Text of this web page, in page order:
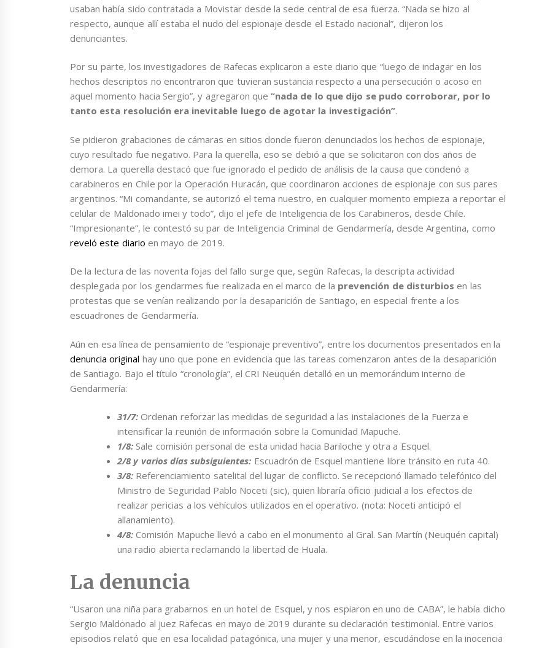
usaban había sido contratada a Movistar desde la sede central de esa fuerza. “Nada se hizo al
respecto, aunque allí estaba el nudo del espionaje desde el Estado nacional”, dijeron los
denunciantes.
Por su parte, los investigadores de Rafecas explicaron a este diario que “luego de indagar en los
hechos descriptos no encontraron que tuvieran sustancia respecto a una persecución o acoso en
aquel momento hacia Sergio”, y agregaron que“nada de lo que dijo se pudo corroborar, por lo
tanto esta resolución era inevitable luego de agotar la investigación”.
Se pidieron grabaciones de cámaras en sitios donde fueron denunciados los hechos de espionaje,
cuyo resultado fue negativo. Para la querella, eso se debió a que se solicitaron con dos años de
demora. La querella destacó que fue ignorado el pedido de análisis de la causa que condenó a
carabineros en Chile por la Operación Huracán, que coordinaron acciones de espionaje con sus pares
argentinos. “Mi comandante, se autorizó el tema nuestro, en cualquier momento empieza a reportar el
celular de Maldonado imei y todo”, dijo el jefe de Inteligencia de los Carabineros, desde Chile.
“Impresionante”, le contestó su par de Inteligencia Criminal de Gendarmería, desde Argentina, como
reveló este diario en mayo de 2019.
De la lectura de las noventa fojas del fallo surge que, según Rafecas, la descripta actividad
desplegada por los gendarmes fue realizada en el marco de la prevención de disturbiosen las
protestas que se venían realizando por la desaparición de Santiago, en especial frente a los
escuadrones de Gendarmería.
Aún en esa línea de pensamiento de “espionaje preventivo”, entre los documentos presentados en la
denuncia original hay uno que pone en evidencia que las tareas comenzaron antes de la desaparición
de Santiago. Bajo el título “cronología”, el CRI Neuquén detalló en un memorándum interno de
Gendarmería:
31/7: Ordenan reforzar las medidas de seguridad a las instalaciones de la Fuerza e
intensificar la reunión de información sobre la Comunidad Mapuche.
1/8: Sale comisión personal de esta unidad hacia Bariloche y otra a Esquel.
2/8 y varios días subsiguientes: Escuadrón de Esquel mantiene libre tránsito en ruta 40.
3/8: Referenciamiento satelital del lugar de conflicto. Se recepcionó llamado telefónico del
Ministro de Seguridad Pablo Noceti (sic), quien libraría oficio judicial a los efectos de
realizar pericias a los vehículos utilizados en el operativo. (nota: Noceti anticipó el
allanamiento).
4/8: Comisión Mapuche llevó a cabo en el monumento al Gral. San Martín (Neuquén capital)
una radio abierta reclamando la libertad de Huala.
La denuncia
“Usaron una niña para grabarnos en un hotel de Esquel, y nos espiaron en uno de CABA”, le había dicho
Sergio Maldonado al juez Rafecas en mayo de 2019 durante su declaración testimonial. Entre varios
episodios relató que en esa localidad patagónica, una mujer y una menor, escudándose en la inocencia